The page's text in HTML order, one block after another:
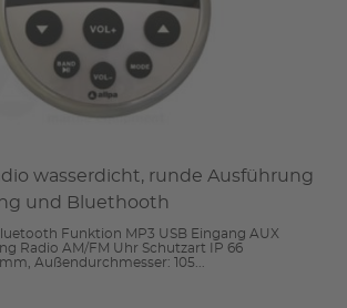
wasserdicht, runde Ausführung
und Bluethooth
Funktion MP3 USB Eingang AUX
Radio AM/FM Uhr Schutzart IP 66
Außendurchmesser: 105...